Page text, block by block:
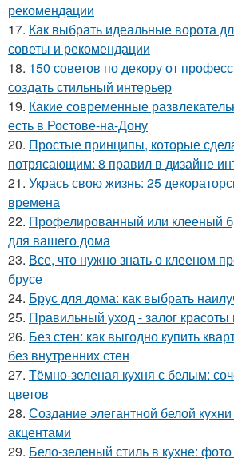
рекомендации
17. Как выбрать идеальные ворота
советы и рекомендации
18. 150 советов по декору от
создать стильный интерьер
19. Какие современные
есть в Ростове-на-Дону
20. Простые принципы, которые
потрясающим: 8 правил в дизайне
21. Укрась свою жизнь: 25
времена
22. Профелированный или клееный
для вашего дома
23. Все, что нужно знать о клееном
брусе
24. Брус для дома: как выбрать
25. Правильный уход - залог красоты
26. Без стен: как выгодно купить
без внутренних стен
27. Тёмно-зеленая кухня с белым:
цветов
28. Создание элегантной белой
акцентами
29. Бело-зеленый стиль в кухне: